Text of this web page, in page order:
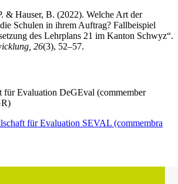
& Hauser, B. (2022). Welche Art der
Schulen in ihrem Auftrag? Fallbeispiel
des Lehrplans 21 im Kanton Schwyz“.
26(3), 52–57.
für Evaluation DeGEval (commember
für Evaluation SEVAL (commembra